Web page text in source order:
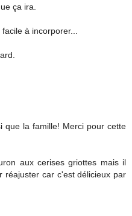
ça ira.
à incorporer...
que la famille! Merci pour cette
aux cerises griottes mais il
réajuster car c'est délicieux par